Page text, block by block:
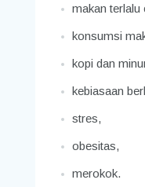
makan terlalu
konsumsi
kopi dan
kebiasaan
stres,
obesitas,
merokok.